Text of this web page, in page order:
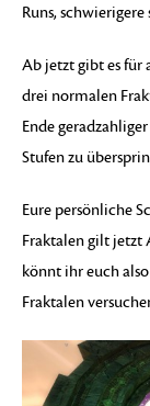
Runs, schwierigere
Ab jetzt gibt es für
drei normalen
Ende
Stufen zu
Eure persönliche
Fraktalen gilt jetzt
könnt ihr euch
Fraktalen